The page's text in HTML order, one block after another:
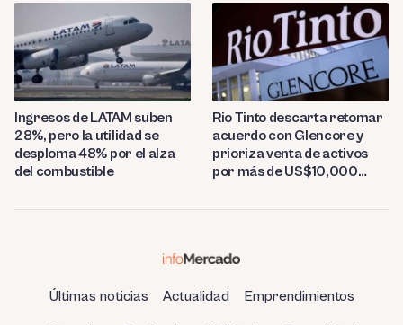
Ingresos de LATAM suben
28%, pero la utilidad se
desploma 48% por el alza
del combustible
Rio Tinto descarta retomar
acuerdo con Glencore y
prioriza venta de activos
por más de US$10,000
Últimas noticias Actualidad Emprendimientos